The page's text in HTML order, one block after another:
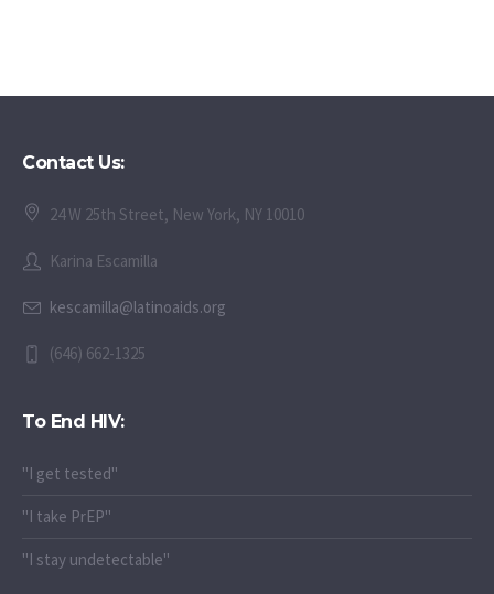
Contact Us:
24 W 25th Street, New York, NY 10010
Karina Escamilla
kescamilla@latinoaids.org
(646) 662-1325
To End HIV:
"I get tested"
"I take PrEP"
"I stay undetectable"